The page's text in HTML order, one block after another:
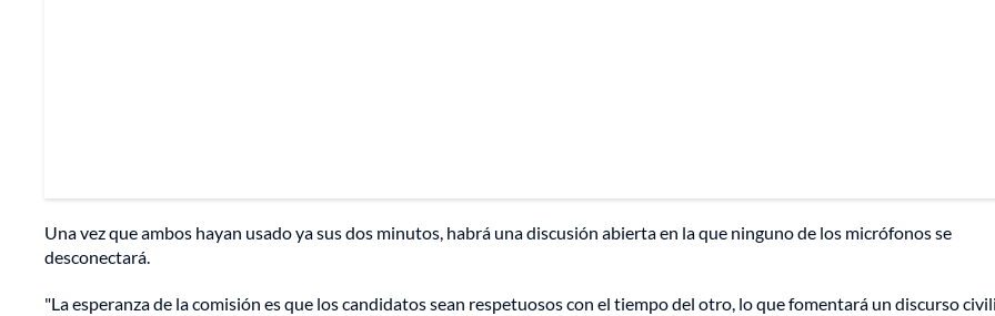
Una vez que ambos hayan usado ya sus dos minutos, habrá una discusión abierta en la que ninguno de los micrófonos se
desconectará.
"La esperanza de la comisión es que los candidatos sean respetuosos con el tiempo del otro, lo que fomentará un discurso